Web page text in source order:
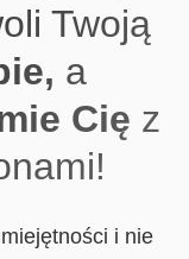
Twoją
a
Cię z
i nie